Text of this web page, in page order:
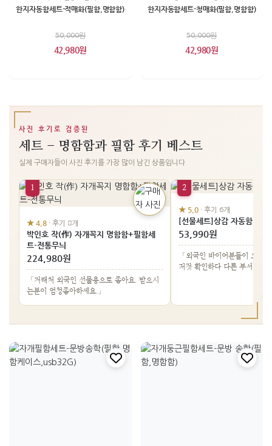
한지자동함세트-적매화(필함,명함함)
50,000원
42,980원
한지자동함세트-청매화(필함,명함함)
50,000원
42,980원
사진 후기로 검증된
세트 - 명함함과 필함 후기 베스트
실제 구매자들이 사진 후기를 가장 많이 남긴 상품입니다
1
★ 4.8 · 후기 8개
박인호 작(作) 자개꼭지 명함함+필함세
트-전통무늬
224,980원
「거래처 외국인 선물용으로 좋아요. 받으시
는분이 엄청좋아하세요.」
2
★ 5.0 · 후기 6개
[선물세트]상감 자동함 3종-
53,990원
「외국인 바이어분들이 오시
저것 확인하다 다른 부서 추천